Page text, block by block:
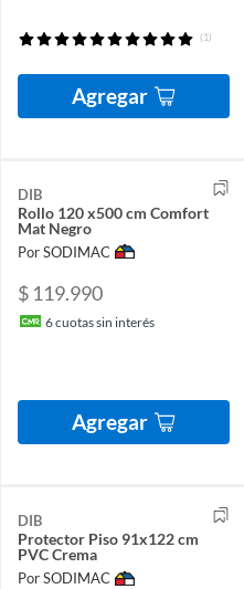
(1)
Agregar
DIB
Rollo 120 x500 cm Comfort
Mat Negro
Por SODIMAC
$ 119.990
6cuotas sin interés
Agregar
DIB
Protector Piso 91x122 cm
PVC Crema
Por SODIMAC